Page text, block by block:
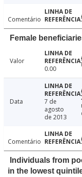
Comentário
Female
Valor
0.00
Data
7 de
agosto
de 2013
Comentário
Individuals from
in the lowest